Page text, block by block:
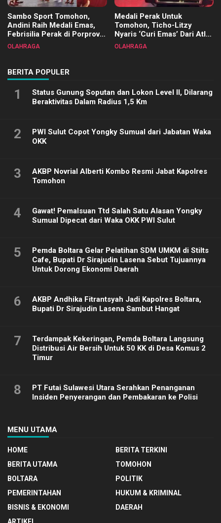
Sambo Sport Tomohon,
Andini Raih Medali Emas,
Febrisilia Perak di Porprov
Sulut 2025
OLAHRAGA
Medali Perak Untuk
Tomohon, Ticho-Litzy
Nyaris ‘Curi Emas’ Dari Atlet
Biliar PON di Porprov Sulut
OLAHRAGA
BERITA POPULER
1
Status Gunung Soputan dan Lokon Level II, Dilarang
Beraktivitas Dalam Radius 1,5 Km
2
PWI Sulut Copot Yongky Sumual dari Jabatan Waka
OKK
3
AKBP Novrial Alberti Kombo Resmi Jabat Kapolres
Tomohon
4
Gawat! Pemalsuan Ttd Salah Satu Alasan Yongky
Sumual Dipecat dari Waka OKK PWI Sulut
5
Pemda Boltara Gelar Pelatihan SDM UMKM di Stilts
Cafe, Bupati Dr Sirajudin Lasena Sebut Tujuannya
Untuk Dorong Ekonomi Daerah
6
AKBP Andhika Fitrantsyah Jadi Kapolres Boltara,
Bupati Dr Sirajudin Lasena Sambut Hangat
7
Terdampak Kekeringan, Pemda Boltara Langsung
Distribusi Air Bersih Untuk 50 KK di Desa Komus 2
Timur
8
PT Futai Sulawesi Utara Serahkan Penanganan
Insiden Penyerangan dan Pembakaran ke Polisi
MENU UTAMA
HOME
BERITA TERKINI
BERITA UTAMA
TOMOHON
BOLTARA
POLITIK
PEMERINTAHAN
HUKUM & KRIMINAL
BISNIS & EKONOMI
DAERAH
ARTIKEL